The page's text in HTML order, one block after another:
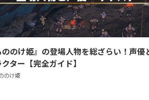
ののけ姫』の登場人物を総ざらい！声優
ター【完全ガイド】
のけ姫